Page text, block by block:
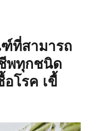
ที่สามารถ
พทุกชนิด
อโรค เขื้